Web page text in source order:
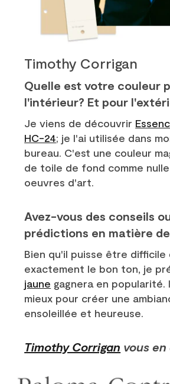
Timothy Corrigan
Quelle est votre couleur
l'intérieur? Et pour
Je viens de découvrir
HC-24; je l'ai utilisée dans
bureau. C'est une couleur
de toile de fond comme
oeuvres d'art.
Avez-vous des conseils
prédictions en matière
Bien qu'il puisse être
exactement le bon ton, je
jaune gagnera en popularité.
mieux pour créer une
ensoleillée et heureuse.
Timothy Corrigan vous